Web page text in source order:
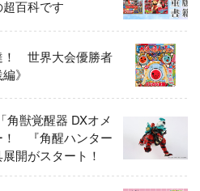
百科です
！ 世界大会優勝者
》
角獣覚醒器 DXオメ
！ 『角醒ハンター
開がスタート！